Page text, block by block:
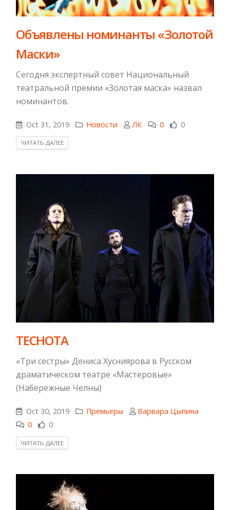
​Объявлены номинанты «Золотой
Маски»
Сегодня экспертный совет Национальный
театральной премии «Золотая маска» назвал
номинантов.
Oct 31, 2019 Новости ЛК 0 0
ЧИТАТЬ ДАЛЕЕ
ТЕСНОТА
«Три сестры» Дениса Хусниярова в Русском
драматическом театре «Мастеровые»
(Набережные Челны)
Oct 30, 2019 Премьеры
Варвара Цыпина
0
0
ЧИТАТЬ ДАЛЕЕ